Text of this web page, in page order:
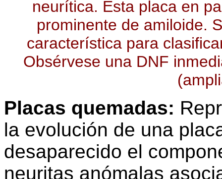
neurítica. Esta placa en
prominente de amiloide.
característica para
Obsérvese una DNF
Placas quemadas:
la evolución de una
desaparecido el
neuritas anómalas